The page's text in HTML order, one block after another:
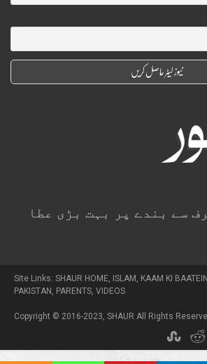
سے بندے پر بہت بڑی عطا
Site Links: SHAUR HOME ISLAM KAAM KI BAATEIN
PAKISTAN PARENTS VIDEOS
Copyright © 2016-2023, SHAUR All Rights